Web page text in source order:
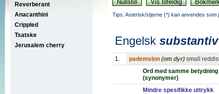
Reverberant
Anacanthini
Crippled
Tsatske
Jerusalem cherry
Tips: Asterisk/stjerne (*) kan anvendes som
Engelsk substantiv
1. pademelon (om dyr) small
Ord med samme betydning
(synonymer)
Mindre spesifikke uttrykk